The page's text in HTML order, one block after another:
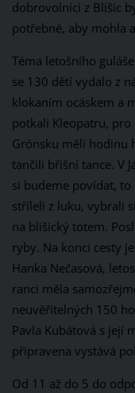
dobrovolnici z Blišic
potřebné, aby mohla
Téma letošního
se 130 dětí vydalo z
klokaním ocáskem a
potkali Kleopatru,
Grónsku měli hodinu
tančili břišní tance. V
si budeme povídat,
stříleli z luku, vybrali
na blišický totem.
ryby. Na konci cesty
Hanka Nečasová,
ranci měla
neuvěřitelných 150
Pavla Kubátová s její
připravena vystává
Od 11 až do 5 do